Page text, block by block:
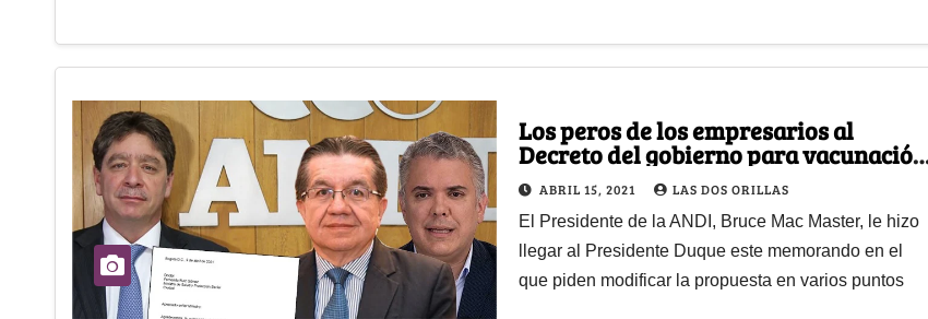
Los peros de los empresarios al
Decreto del gobierno para vacunación
privada
ABRIL 15, 2021 LAS DOS ORILLAS
El Presidente de la ANDI, Bruce Mac Master, le hizo
llegar al Presidente Duque este memorando en el
que piden modificar la propuesta en varios puntos